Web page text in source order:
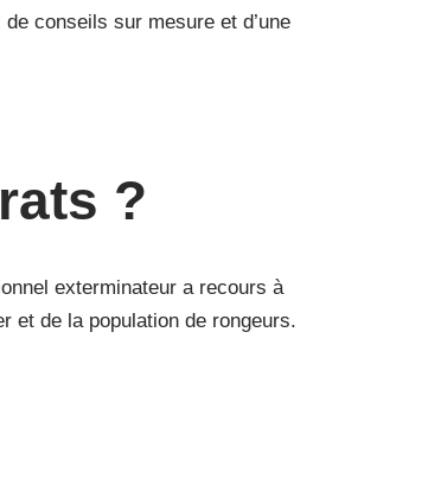
conseils sur mesure et d’une
?
exterminateur a recours à
et de la population de rongeurs.